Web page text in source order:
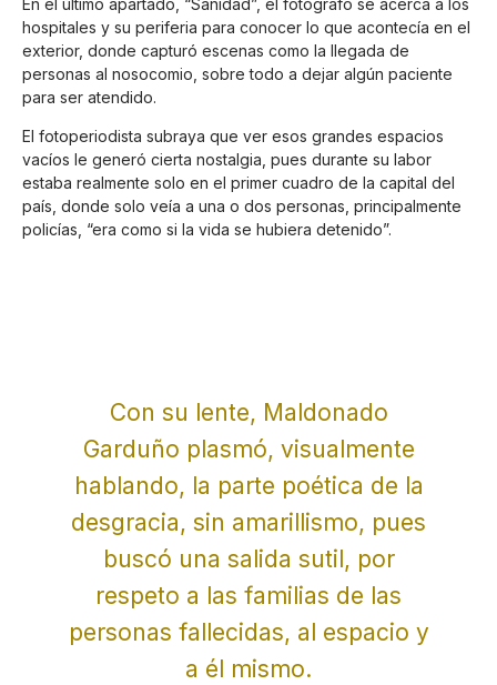
En el último apartado, “Sanidad”, el fotógrafo se acerca a los
hospitales y su periferia para conocer lo que acontecía en el
exterior, donde capturó escenas como la llegada de
personas al nosocomio, sobre todo a dejar algún paciente
para ser atendido.
El fotoperiodista subraya que ver esos grandes espacios
vacíos le generó cierta nostalgia, pues durante su labor
estaba realmente solo en el primer cuadro de la capital del
país, donde solo veía a una o dos personas, principalmente
policías, “era como si la vida se hubiera detenido”.
Con su lente, Maldonado
Garduño plasmó, visualmente
hablando, la parte poética de la
desgracia, sin amarillismo, pues
buscó una salida sutil, por
respeto a las familias de las
personas fallecidas, al espacio y
a él mismo.